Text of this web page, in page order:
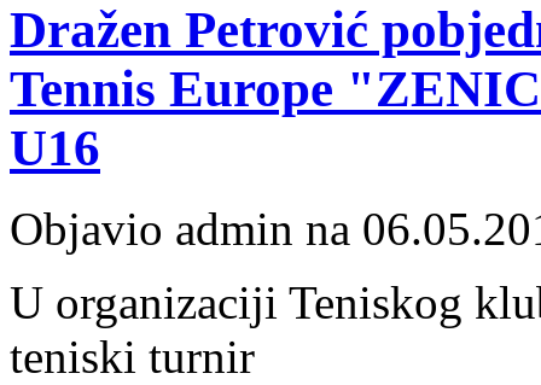
Dražen Petrović
Tennis Europe
U16
Objavio admin na
U organizaciji Teniskog
teniski turnir